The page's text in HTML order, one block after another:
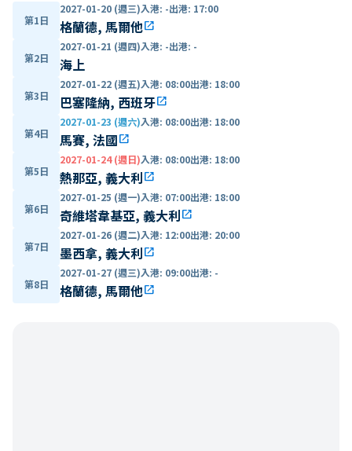
第1日
2027-01-20 (週三)入港: -出港: 17:00
格蘭德, 馬爾他open_in_new
第2日
2027-01-21 (週四)入港: -出港: -
海上
第3日
2027-01-22 (週五)入港: 08:00出港: 18:00
巴塞隆納, 西班牙open_in_new
第4日
2027-01-23 (週六)入港: 08:00出港: 18:00
馬賽, 法國open_in_new
第5日
2027-01-24 (週日)入港: 08:00出港: 18:00
熱那亞, 義大利open_in_new
第6日
2027-01-25 (週一)入港: 07:00出港: 18:00
奇維塔韋基亞, 義大利open_in_new
第7日
2027-01-26 (週二)入港: 12:00出港: 20:00
墨西拿, 義大利open_in_new
第8日
2027-01-27 (週三)入港: 09:00出港: -
格蘭德, 馬爾他open_in_new